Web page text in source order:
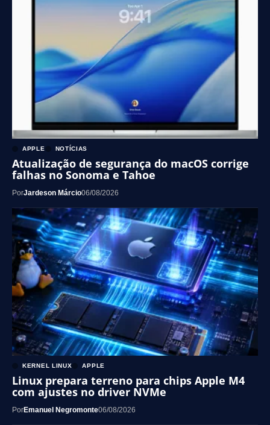
APPLE NOTÍCIAS
Atualização de segurança do macOS corrige
falhas no Sonoma e Tahoe
PorJardeson Márcio06/08/2026
KERNEL LINUX APPLE
Linux prepara terreno para chips Apple M4
com ajustes no driver NVMe
PorEmanuel Negromonte06/08/2026